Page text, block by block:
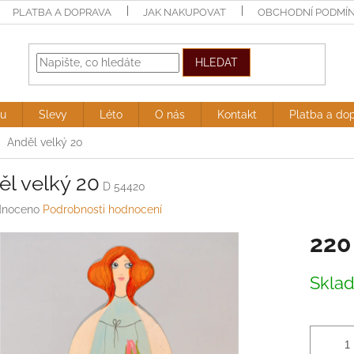
PLATBA A DOPRAVA JAK NAKUPOVAT OBCHODNÍ
HLEDAT
Slevy Léto O nás Kontakt Platba a
Anděl velký 20
velký 20 D 54420
Podrobnosti hodnocení
cena: